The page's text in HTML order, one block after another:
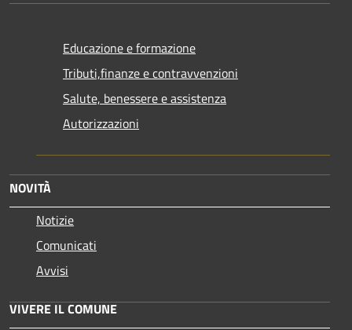
Educazione e formazione
Tributi,finanze e contravvenzioni
Salute, benessere e assistenza
Autorizzazioni
NOVITÀ
Notizie
Comunicati
Avvisi
VIVERE IL COMUNE